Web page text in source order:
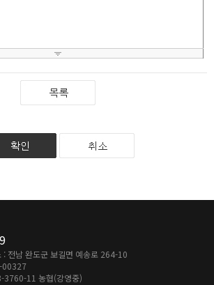
: 전남 완도군 보길면 예송로 264-10
00327
3760-11 농협(강영중)